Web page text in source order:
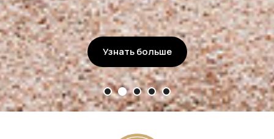
Узнать больше
COLLECTION
ULTRA
Узнать больше